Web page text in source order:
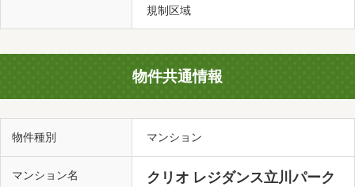
規制区域
物件共通情報
物件種別 マンション
マンション名
クリオ レジダンス立川パーク